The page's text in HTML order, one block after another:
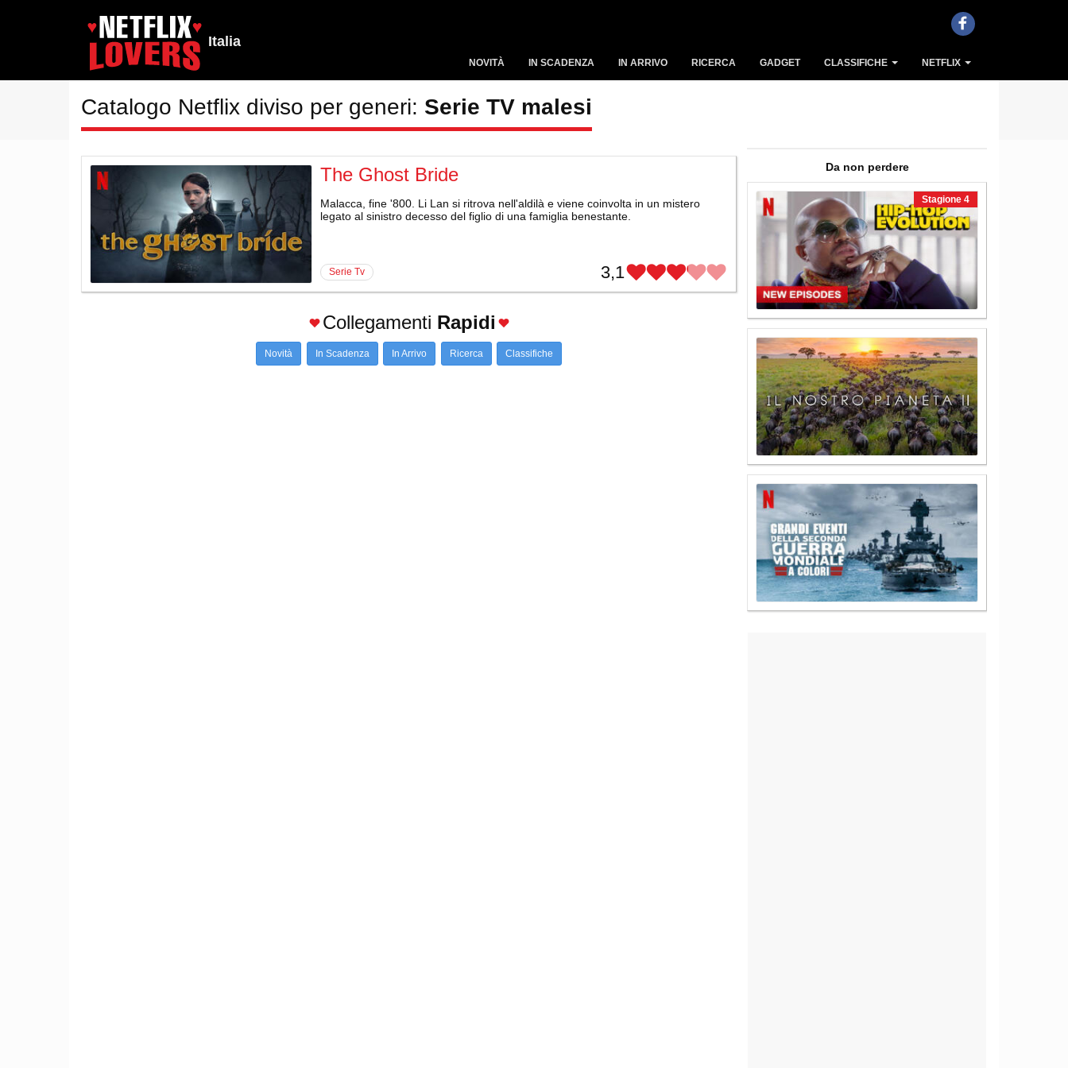
Italia
NOVITÀ IN SCADENZA IN ARRIVO RICERCA GADGET CLASSIFICHE NETFLIX
Catalogo Netflix diviso per generi: Serie TV malesi
The Ghost Bride
Malacca, fine '800. Li Lan si ritrova nell'aldilà e viene coinvolta in un mistero
legato al sinistro decesso del figlio di una famiglia benestante.
serie Tv 3,1
Collegamenti Rapidi
Novità In Scadenza In Arrivo Ricerca Classifiche
Da non perdere
stagione 4